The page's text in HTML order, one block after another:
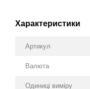
Характеристики
Артикул
Валюта
Одиниці виміру